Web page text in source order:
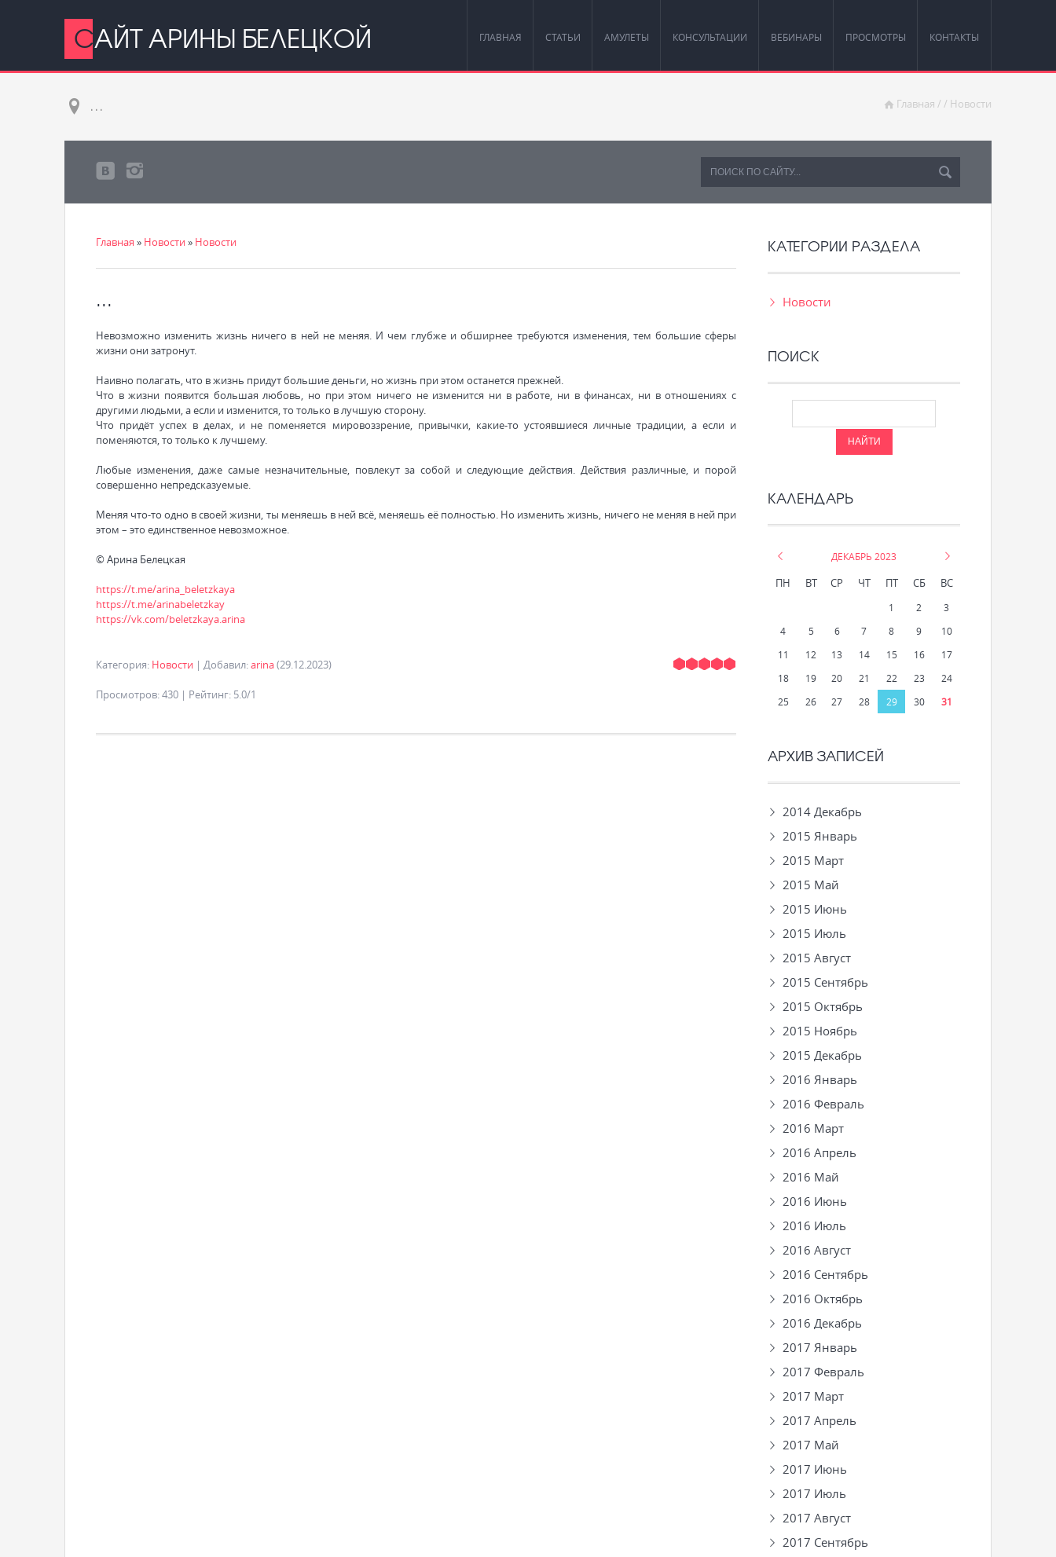
САЙТ АРИНЫ БЕЛЕЦКОЙ ГЛАВНАЯ СТАТЬИ АМУЛЕТЫ КОНСУЛЬТАЦИИ ВЕБИНАРЫ ПРОСМОТРЫ КОНТАКТЫ
... Главная / / Новости
Главная » Новости» Новости
...
Невозможно изменить жизнь ничего в ней не меняя. И чем глубже и обширнее требуются изменения, тем большие сферы
жизни они затронут.
Наивно полагать, что в жизнь придут большие деньги, но жизнь при этом останется прежней.
Что в жизни появится большая любовь, но при этом ничего не изменится ни в работе, ни в финансах, ни в отношениях с
другими людьми, а если и изменится, то только в лучшую сторону.
Что придёт успех в делах, и не поменяется мировоззрение, привычки, какие-то устоявшиеся личные традиции, а если и
поменяются, то только к лучшему.
Любые изменения, даже самые незначительные, повлекут за собой и следующие действия. Действия различные, и порой
совершенно непредсказуемые.
Меняя что-то одно в своей жизни, ты меняешь в ней всё, меняешь её полностью. Но изменить жизнь, ничего не меняя в ней при
этом – это единственное невозможное.
© Арина Белецкая
https://t.me/arina_beletzkaya
https://t.me/arinabeletzkay
https://vk.com/beletzkaya.arina
Категория: Новости | Добавил:arina(29.12.2023)
Просмотров:430 | Рейтинг: 5.0/1
КАТЕГОРИИ РАЗДЕЛА
Новости
ПОИСК
КАЛЕНДАРЬ
ДЕКАБРЬ 2023
ПН ВТ СР ЧТ ПТ СБ ВС
1 2
3
4
5 6 7 8 9
10
11
12 13 14 15 16
17
18
19 20 21 22 23
24
25
26 27 28 29 30 31
АРХИВ ЗАПИСЕЙ
2014 Декабрь
2015 Январь
2015 Март
2015 Май
2015 Июнь
2015 Июль
2015 Август
2015 Сентябрь
2015 Октябрь
2015 Ноябрь
2015 Декабрь
2016 Январь
2016 Февраль
2016 Март
2016 Апрель
2016 Май
2016 Июнь
2016 Июль
2016 Август
2016 Сентябрь
2016 Октябрь
2016 Декабрь
2017 Январь
2017 Февраль
2017 Март
2017 Апрель
2017 Май
2017 Июнь
2017 Июль
2017 Август
2017 Сентябрь